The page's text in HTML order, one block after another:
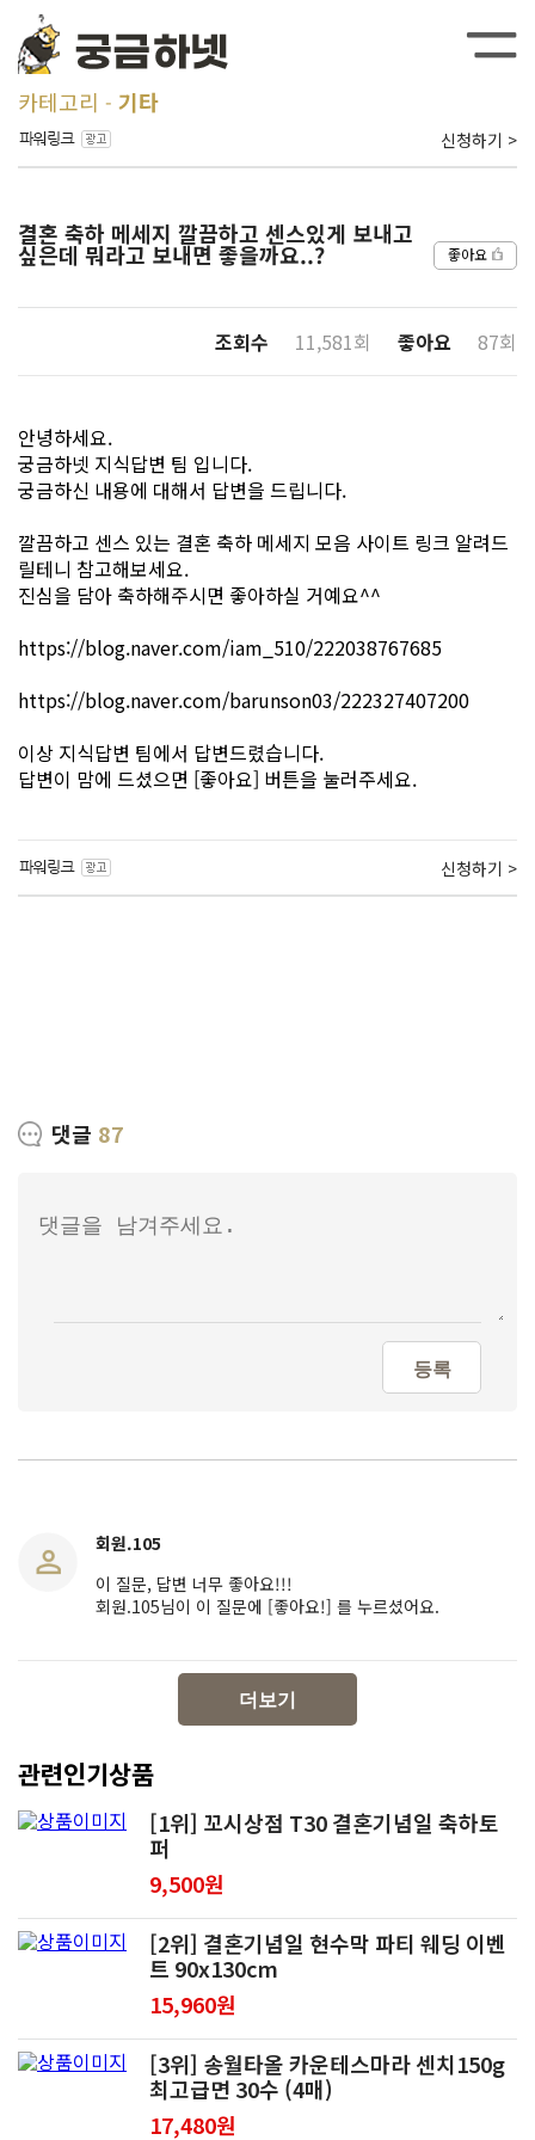
카테고리 기타
신청하기 >
결혼 축하 메세지 깔끔하고 센스있게 보내고
싶은데 뭐라고 보내면 좋을까요..? 좋아요
조회수 11,581회 좋아요 87회
안녕하세요.
궁금하넷 지식답변 팀 입니다.
궁금하신 내용에 대해서 답변을 드립니다.
깔끔하고 센스 있는 결혼 축하 메세지 모음 사이트 링크 알려드
릴테니 참고해보세요.
진심을 담아 축하해주시면 좋아하실 거예요^^
https://blog.naver.com/iam_510/222038767685
https://blog.naver.com/barunson03/222327407200
이상 지식답변 팀에서 답변드렸습니다.
답변이 맘에 드셨으면 [좋아요] 버튼을 눌러주세요.
신청하기 >
댓글 87
등록
회원.105
이 질문, 답변 너무 좋아요!!!
회원.105님이 이 질문에 [좋아요!] 를 누르셨어요.
더보기
관련인기상품
[1위] 꼬시상점 T30 결혼기념일 축하토
퍼
9,500원
[2위] 결혼기념일 현수막 파티 웨딩 이벤
트 90x130cm
15,960원
[3위] 송월타올 카운테스마라 센치150g
최고급면 30수 (4매)
17,480원